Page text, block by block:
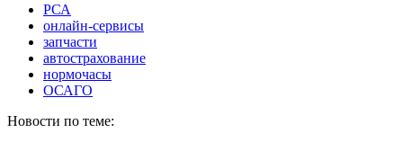
РСА
онлайн-сервисы
запчасти
автострахование
нормочасы
ОСАГО
Новости по теме: